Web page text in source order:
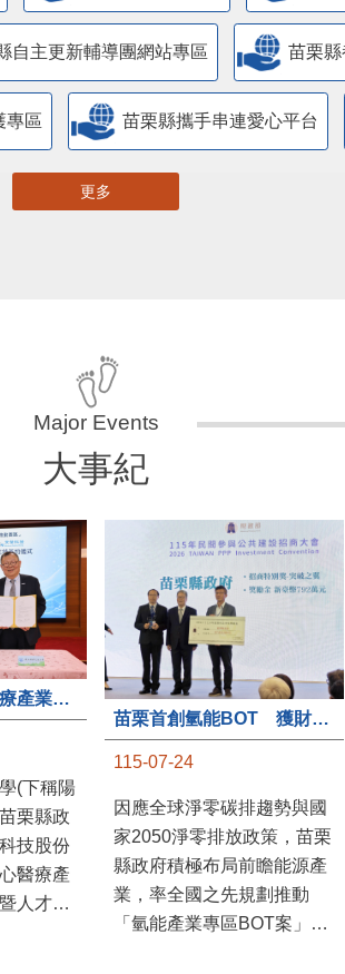
自主更新輔導團網站專區 苗栗
專區 苗栗縣攜手串連愛心平台
更多
大事紀
縣長見證「核心醫療產業推動園區」產學合作簽約儀式
(下稱陽
栗縣政
技股份
醫療產
人才培
苗栗首創氫能BOT 獲財政部「突破之翼」肯定
115-07-24
因應全球淨零碳排趨勢與國
家2050淨零排放政策，苗栗
縣政府積極布局前瞻能源產
業，率全國之先規劃推動
「氫能產業專區BOT案」，